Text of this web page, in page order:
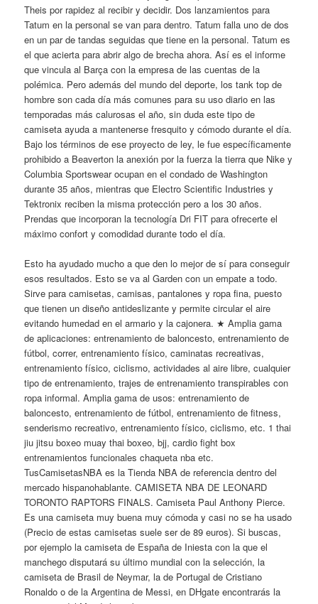
Theis por rapidez al recibir y decidir. Dos lanzamientos para
Tatum en la personal se van para dentro. Tatum falla uno de dos
en un par de tandas seguidas que tiene en la personal. Tatum es
el que acierta para abrir algo de brecha ahora. Así es el informe
que vincula al Barça con la empresa de las cuentas de la
polémica. Pero además del mundo del deporte, los tank top de
hombre son cada día más comunes para su uso diario en las
temporadas más calurosas el año, sin duda este tipo de
camiseta ayuda a mantenerse fresquito y cómodo durante el día.
Bajo los términos de ese proyecto de ley, le fue específicamente
prohibido a Beaverton la anexión por la fuerza la tierra que Nike y
Columbia Sportswear ocupan en el condado de Washington
durante 35 años, mientras que Electro Scientific Industries y
Tektronix reciben la misma protección pero a los 30 años.
Prendas que incorporan la tecnología Dri FIT para ofrecerte el
máximo confort y comodidad durante todo el día.
Esto ha ayudado mucho a que den lo mejor de sí para conseguir
esos resultados. Esto se va al Garden con un empate a todo.
Sirve para camisetas, camisas, pantalones y ropa fina, puesto
que tienen un diseño antideslizante y permite circular el aire
evitando humedad en el armario y la cajonera. ★ Amplia gama
de aplicaciones: entrenamiento de baloncesto, entrenamiento de
fútbol, correr, entrenamiento físico, caminatas recreativas,
entrenamiento físico, ciclismo, actividades al aire libre, cualquier
tipo de entrenamiento, trajes de entrenamiento transpirables con
ropa informal. Amplia gama de usos: entrenamiento de
baloncesto, entrenamiento de fútbol, entrenamiento de fitness,
senderismo recreativo, entrenamiento físico, ciclismo, etc. 1 thai
jiu jitsu boxeo muay thai boxeo, bjj, cardio fight box
entrenamientos funcionales chaqueta nba etc.
TusCamisetasNBA es la Tienda NBA de referencia dentro del
mercado hispanohablante. CAMISETA NBA DE LEONARD
TORONTO RAPTORS FINALS. Camiseta Paul Anthony Pierce.
Es una camiseta muy buena muy cómoda y casi no se ha usado
(Precio de estas camisetas suele ser de 89 euros). Si buscas,
por ejemplo la camiseta de España de Iniesta con la que el
manchego disputará su último mundial con la selección, la
camiseta de Brasil de Neymar, la de Portugal de Cristiano
Ronaldo o de la Argentina de Messi, en DHgate encontrarás la